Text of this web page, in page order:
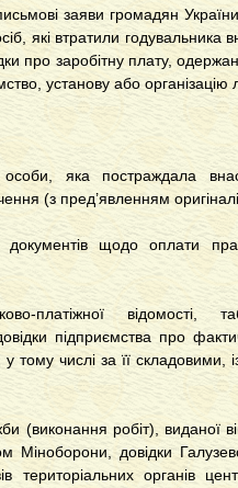
заяви громадян
які втратили годувальника
про заробітну плату,
установу або організацію
особи, яка постраждала
(з пред’явленням
документів щодо оплати
платіжної
підприємства про
у тому числі за її
(виконання робіт), виданої
Міноборони, довідки
територіальних органів